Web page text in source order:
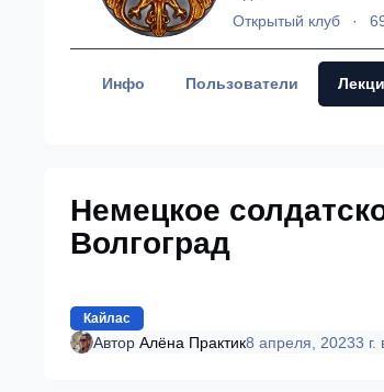
Открытый клуб
Инфо Пользователи
Немецкое
Волгоград
Кайлас
Автор Алёна Практик8 апреля, 20233 г.